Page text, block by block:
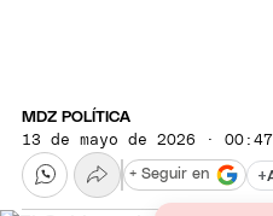
MDZ POLÍTICA
13 de mayo de 2026 ·
+
+ Seguir en